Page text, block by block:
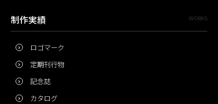
制作実績 WORKS
ロゴマーク
定期刊行物
記念誌
カタログ